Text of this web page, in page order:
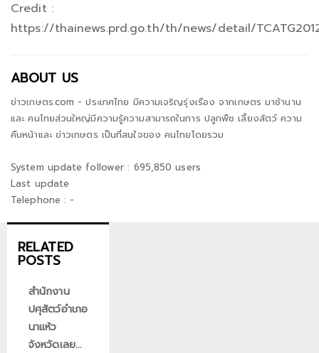
Credit :
https://thainews.prd.go.th/th/news/detail/
ABOUT US
ข่าวเกษตร.com - ประเทศไทย มีความเจริญรุ่งเรือง จากเกษตร มาช้านาน
และ คนไทยส่วนใหญ่มีความรู้ความสามารถในการ ปลูกพืช เลี้ยงสัตว์ ความ
คืบหน้าและ ข่าวเกษตร เป็นที่สนใจของ คนไทยโดยรวม
System update follower : 695,850 users
Last update
Telephone : -
RELATED
POSTS
สำนักงาน
ปศุสัตว์อำเภอ
นาแห้ว
จังหวัดเลย...